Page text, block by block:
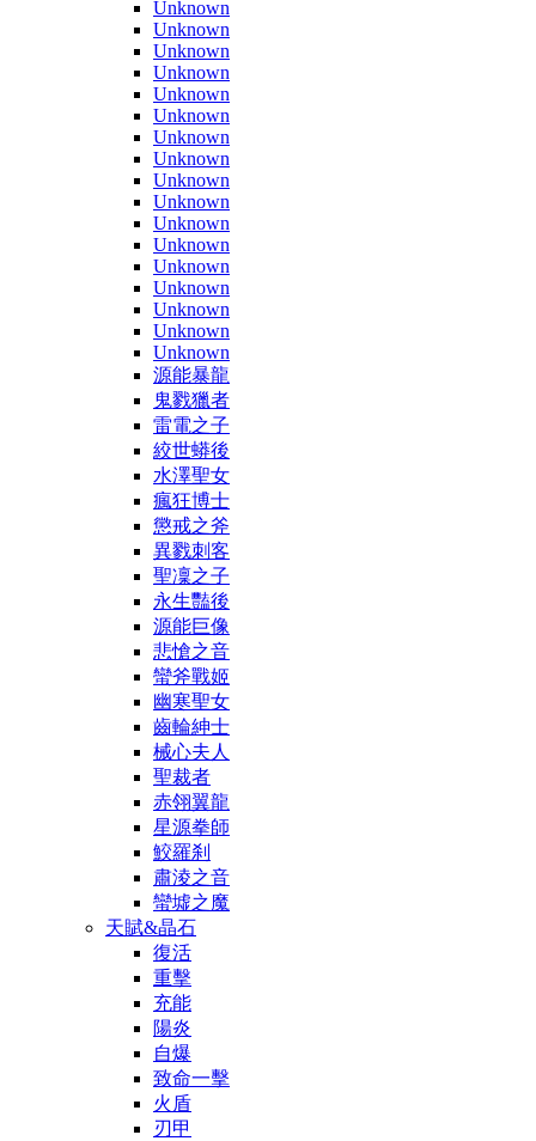
Unknown
Unknown
Unknown
Unknown
Unknown
Unknown
Unknown
Unknown
Unknown
Unknown
Unknown
Unknown
Unknown
Unknown
Unknown
Unknown
Unknown
源能暴龍
鬼戮獵者
雷電之子
絞世蟒後
水澤聖女
瘋狂博士
懲戒之斧
異戮刺客
聖凜之子
永生豔後
源能巨像
悲愴之音
蠻斧戰姬
幽寒聖女
齒輪紳士
械心夫人
聖裁者
赤翎翼龍
星源拳師
鮫羅刹
肅淩之音
蠻墟之魔
天賦&晶石
復活
重擊
充能
陽炎
自爆
致命一擊
火盾
刃甲